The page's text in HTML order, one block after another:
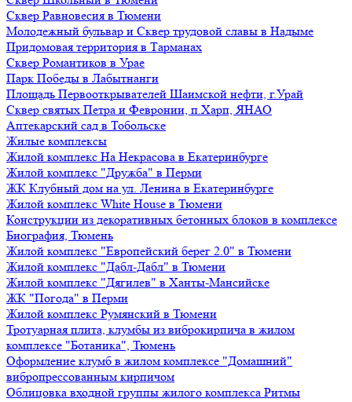
Сквер Равновесия в Тюмени
Молодежный бульвар и Сквер трудовой славы в Надыме
Придомовая территория в Тарманах
Сквер Романтиков в Урае
Парк Победы в Лабытнанги
Площадь Первооткрывателей Шаимской нефти, г.Урай
Сквер святых Петра и Февронии, п.Харп, ЯНАО
Аптекарский сад в Тобольске
Жилые комплексы
Жилой комплекс На Некрасова в Екатеринбурге
Жилой комплекс "Дружба" в Перми
ЖК Клубный дом на ул. Ленина в Екатеринбурге
Жилой комплекс White House в Тюмени
Конструкции из декоративных бетонных блоков в комплексе
Биография, Тюмень
Жилой комплекс "Европейский берег 2.0" в Тюмени
Жилой комплекс "Дабл-Дабл" в Тюмени
Жилой комплекс "Дягилев" в Ханты-Мансийске
ЖК "Погода" в Перми
Жилой комплекс Румянский в Тюмени
Тротуарная плита, клумбы из виброкирпича в жилом
комплексе "Ботаника", Тюмень
Оформление клумб в жилом комплексе "Домашний"
вибропрессованным кирпичом
Облицовка входной группы жилого комплекса Ритмы